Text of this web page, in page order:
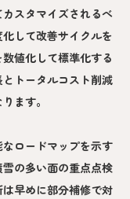
スタマイズされるべ
して改善サイクルを
値化して標準化する
トータルコスト削減
ます。
ロードマップを示す
の多い面の重点点検
早めに部分補修で対